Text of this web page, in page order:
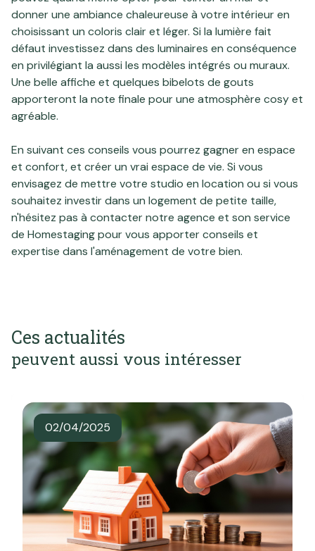
donner une ambiance chaleureuse à votre intérieur en
choisissant un coloris clair et léger. Si la lumière fait
défaut investissez dans des luminaires en conséquence
en privilégiant la aussi les modèles intégrés ou muraux.
Une belle affiche et quelques bibelots de gouts
apporteront la note finale pour une atmosphère cosy et
agréable.
En suivant ces conseils vous pourrez gagner en espace
et confort, et créer un vrai espace de vie. Si vous
envisagez de mettre votre studio en location ou si vous
souhaitez investir dans un logement de petite taille,
n'hésitez pas à contacter notre agence et son service
de Homestagingpour vous apporter conseils et
expertise dans l'aménagement de votre bien.
Ces actualités
peuvent aussi vous intéresser
02/04/2025